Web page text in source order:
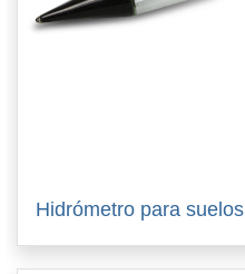
Hidrómetro para suelos